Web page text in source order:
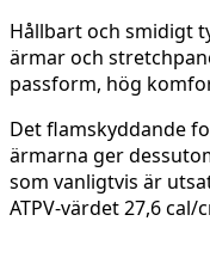
Hållbart och smidigt
ärmar och
passform, hög
Det flamskyddande
ärmarna ger
som vanligtvis är
ATPV-värdet 27,6 cal/